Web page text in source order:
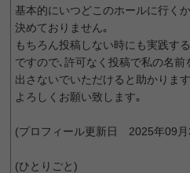
基本的にいつどこのホールに行く
決めておりません｡
もちろん投稿しない時にも実践す
ですので､許可なく投稿で私の名前
出さないでいただけると助かります
よろしくお願い致します｡
(プロフィール更新日 2025年09月
(ひとりごと)